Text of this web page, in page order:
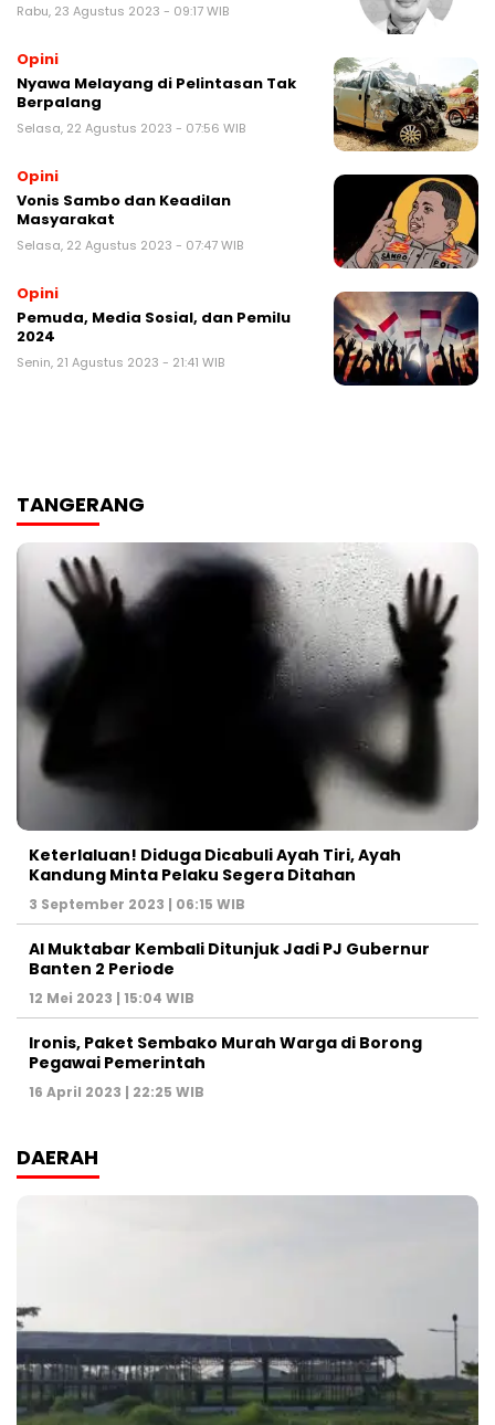
Rabu, 23 Agustus 2023 - 09:17 WIB
Opini
Nyawa Melayang di Pelintasan Tak
Berpalang
Selasa, 22 Agustus 2023 - 07:56 WIB
Opini
Vonis Sambo dan Keadilan
Masyarakat
Selasa, 22 Agustus 2023 - 07:47 WIB
Opini
Pemuda, Media Sosial, dan Pemilu
2024
Senin, 21 Agustus 2023 - 21:41 WIB
TANGERANG
Keterlaluan! Diduga Dicabuli Ayah Tiri, Ayah
Kandung Minta Pelaku Segera Ditahan
3 September 2023 | 06:15 WIB
Al Muktabar Kembali Ditunjuk Jadi PJ Gubernur
Banten 2 Periode
12 Mei 2023 | 15:04 WIB
Ironis, Paket Sembako Murah Warga di Borong
Pegawai Pemerintah
16 April 2023 | 22:25 WIB
DAERAH